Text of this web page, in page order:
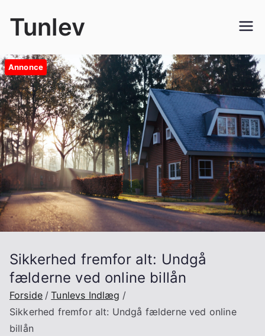
Tunlev
Annonce
Sikkerhed fremfor alt: Undgå
fælderne ved online billån
Forside
Tunlevs Indlæg
Sikkerhed fremfor alt: Undgå fælderne ved online
billån